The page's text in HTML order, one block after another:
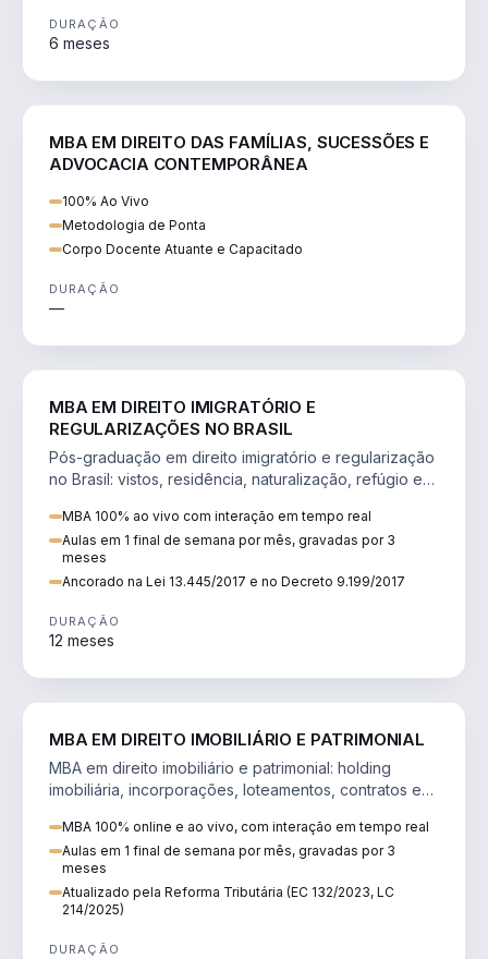
DURAÇÃO
6 meses
MBA EM DIREITO DAS FAMÍLIAS, SUCESSÕES E
ADVOCACIA CONTEMPORÂNEA
100% Ao Vivo
Metodologia de Ponta
Corpo Docente Atuante e Capacitado
DURAÇÃO
—
MBA EM DIREITO IMIGRATÓRIO E
REGULARIZAÇÕES NO BRASIL
Pós-graduação em direito imigratório e regularização
no Brasil: vistos, residência, naturalização, refúgio e
MBA 100% ao vivo com interação em tempo real
Aulas em 1 final de semana por mês, gravadas por 3
meses
Ancorado na Lei 13.445/2017 e no Decreto 9.199/2017
DURAÇÃO
12 meses
MBA EM DIREITO IMOBILIÁRIO E PATRIMONIAL
MBA em direito imobiliário e patrimonial: holding
imobiliária, incorporações, loteamentos, contratos e
MBA 100% online e ao vivo, com interação em tempo real
Aulas em 1 final de semana por mês, gravadas por 3
meses
Atualizado pela Reforma Tributária (EC 132/2023, LC
214/2025)
DURAÇÃO